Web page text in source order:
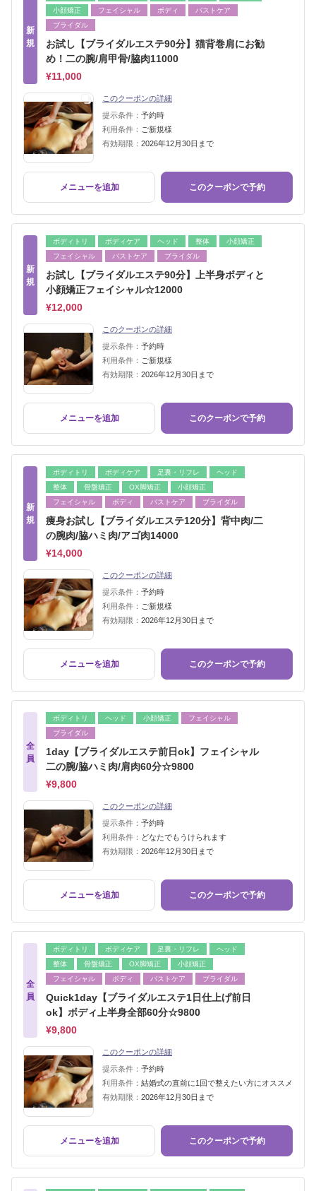
新
規
小顔矯正
フェイシャル ボディ
バストケア
ブライダル
お試し【ブライダルエステ90分】猫背巻肩にお勧
め！二の腕/肩甲骨/脇肉11000
¥11,000
このクーポンの詳細
提示条件： 予約時
利用条件： ご新規様
有効期限： 2026年12月30日まで
メニューを追加 このクーポンで予約
新
規
ボディトリ ボディケア ヘッド 整体
小顔矯正
フェイシャル
バストケア ブライダル
お試し【ブライダルエステ90分】上半身ボディと
小顔矯正フェイシャル☆12000
¥12,000
このクーポンの詳細
提示条件： 予約時
利用条件： ご新規様
有効期限： 2026年12月30日まで
メニューを追加 このクーポンで予約
新
規
ボディトリ ボディケア 足裏・リフレ
ヘッド
整体
骨盤矯正 OX脚矯正
小顔矯正
フェイシャル
ボディ バストケア ブライダル
痩身お試し【ブライダルエステ120分】背中肉/二
の腕肉/脇ハミ肉/アゴ肉14000
¥14,000
このクーポンの詳細
提示条件： 予約時
利用条件： ご新規様
有効期限： 2026年12月30日まで
メニューを追加 このクーポンで予約
全
員
ボディトリ ヘッド 小顔矯正
フェイシャル
ブライダル
1day【ブライダルエステ前日ok】フェイシャル
二の腕/脇ハミ肉/肩肉60分☆9800
¥9,800
このクーポンの詳細
提示条件： 予約時
利用条件： どなたでもうけられます
有効期限： 2026年12月30日まで
メニューを追加 このクーポンで予約
全
員
ボディトリ ボディケア 足裏・リフレ
ヘッド
整体
骨盤矯正 OX脚矯正
小顔矯正
フェイシャル
ボディ バストケア ブライダル
Quick1day【ブライダルエステ1日仕上げ前日
ok】ボディ上半身全部60分☆9800
¥9,800
このクーポンの詳細
提示条件： 予約時
利用条件： 結婚式の直前に1回で整えたい方にオススメ
有効期限： 2026年12月30日まで
メニューを追加 このクーポンで予約